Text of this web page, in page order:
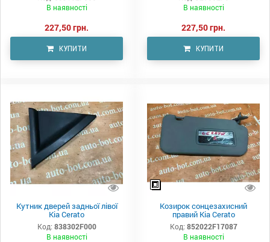
В наявності
227,50 грн.
КУПИТИ
В наявності
227,50 грн.
КУПИТИ
Кутник дверей задньої лівої
Kia Cerato
Код: 838302F000
В наявності
Козирок сонцезахисний
правий Kia Cerato
Код: 852022F17087
В наявності